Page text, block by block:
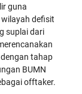
guna
defisit
suplai dari
tahap
BUMN
offtaker.